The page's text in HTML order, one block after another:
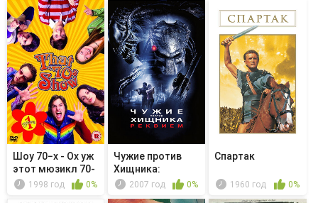
Шоу 70−х - Ох уж
этот мюзикл 70-
х
1998 год 0%
Чужие против
Хищника:
Реквием
2007 год 0%
Спартак
1960 год 0%